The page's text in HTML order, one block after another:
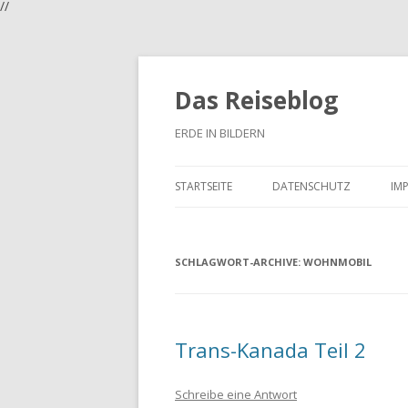
//
Das Reiseblog
ERDE IN BILDERN
STARTSEITE DATENSCHUTZ
SCHLAGWORT-ARCHIVE: WOHNMOBIL
Trans-Kanada Teil 2
Schreibe eine Antwort